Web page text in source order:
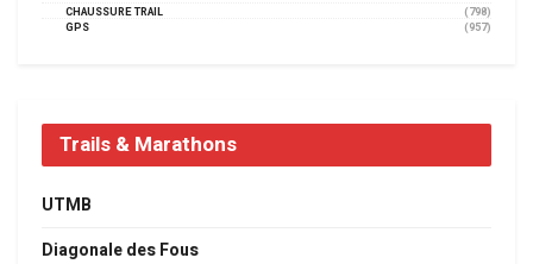
CHAUSSURE TRAIL
(798)
GPS
(957)
Trails & Marathons
UTMB
Diagonale des Fous